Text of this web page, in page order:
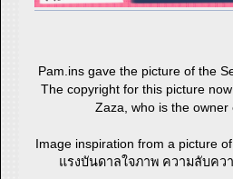
Pam.ins gave the picture of the
The copyright for this picture
Zaza, who is the owner
Image inspiration from a picture
แรงบันดาลใจภาพ ความลับค